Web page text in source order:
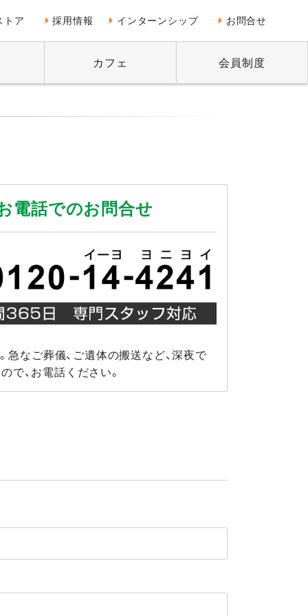
トア 採用情報 インターンシップ お問合せ
カフェ 会員制度
電話でのお問合せ
急なご葬儀、ご遺体の搬送など、深夜で
で、お電話ください。